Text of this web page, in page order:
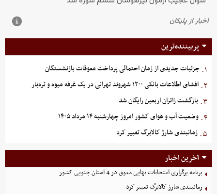
پربیننده‌ترین
۱. جزئیات جدیدی از زمان احتمالی پرداخت معوقات بازنشستگان
۲. افشای اطلاعات بانکی ۱۲۰۰ شهروند تهرانی در یک غرفه میوه و تره‌بار
۳. بازگشت زائران اربعین رایگان شد
۴. وضعیت آب و هوای کشور امروز چهارشنبه ۱۴ مرداد ۱۴۰۵
۵. زمانبندی شارژ کالابرگ تغییر کرد
آخرین اخبار
برنامه برگزاری امتحانات نهایی معوق در 4 استان جنوبی کشور
زمانبندی شارژ کالابرگ تغییر کرد